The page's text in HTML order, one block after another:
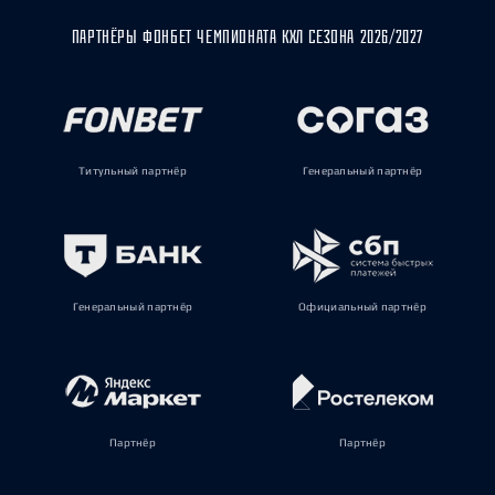
ПАРТНЁРЫ ФОНБЕТ ЧЕМПИОНАТА КХЛ СЕЗОНА 2026/2027
Титульный партнёр Генеральный партнёр
Генеральный партнёр Официальный партнёр
Партнёр Партнёр